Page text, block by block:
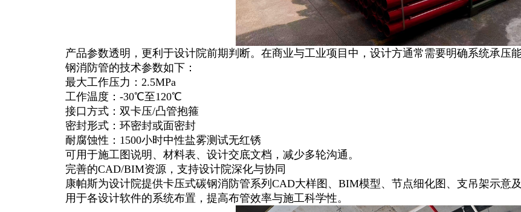
产品参数透明，更利于设计院前期判断。在商业与工业项目中，设计方通常需要明确系统承压
钢消防管的技术参数如下：
最大工作压力：2.5MPa
工作温度：-30℃至120℃
接口方式：双卡压/凸管抱箍
密封形式：环密封或面密封
耐腐蚀性：1500小时中性盐雾测试无红锈
可用于施工图说明、材料表、设计交底文档，减少多轮沟通。
完善的CAD/BIM资源，支持设计院深化与协同
康帕斯为设计院提供卡压式碳钢消防管系列CAD大样图、BIM模型、节点细化图、支吊架示意
用于各设计软件的系统布置，提高布管效率与施工科学性。